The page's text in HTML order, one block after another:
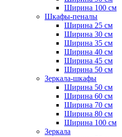
Ширина 100 см
Шкафы-пеналы
Ширина 25 см
Ширина 30 см
Ширина 35 см
Ширина 40 см
Ширина 45 см
Ширина 50 см
Зеркала-шкафы
Ширина 50 см
Ширина 60 см
Ширина 70 см
Ширина 80 см
Ширина 100 см
Зеркала